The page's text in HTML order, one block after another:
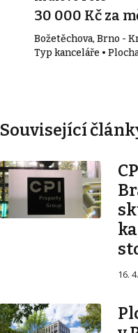
30 000 Kč za
Božetěchova, Brno -
Typ kanceláře •
Související
16.